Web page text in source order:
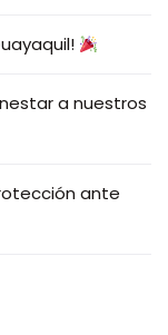
a nuestros
ante